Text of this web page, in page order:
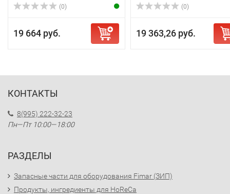
(0)
19 664 руб.
(0)
19 363,26 руб.
КОНТАКТЫ
8(995) 222-32-23
Пн—Пт 10:00—18:00
РАЗДЕЛЫ
Запасные части для оборудования Fimar (ЗИП)
Продукты, ингредиенты для HoReCa